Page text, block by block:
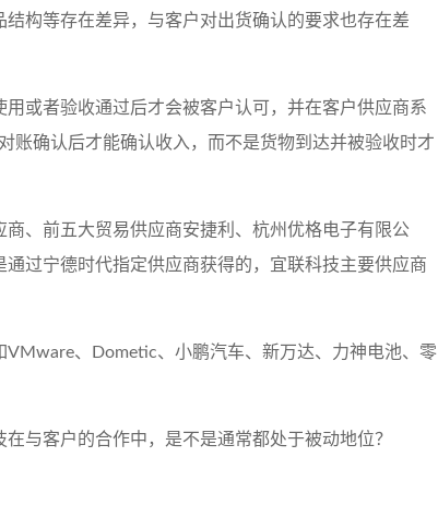
构等存在差异，与客户对出货确认的要求也存在差
或者验收通过后才会被客户认可，并在客户供应商系
账确认后才能确认收入，而不是货物到达并被验收时才
、前五大贸易供应商安捷利、杭州优格电子有限公
过宁德时代指定供应商获得的，宜联科技主要供应商
、Dometic、小鹏汽车、新万达、力神电池、零
与客户的合作中，是不是通常都处于被动地位？